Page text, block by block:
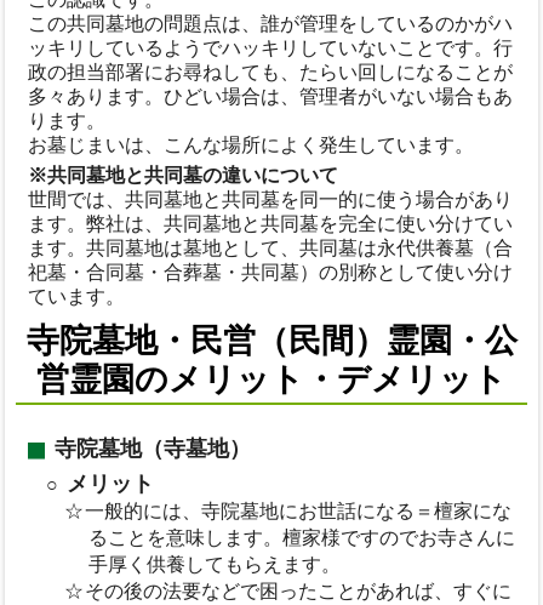
この共同墓地の問題点は、誰が管理をしているのかがハ
ッキリしているようでハッキリしていないことです。行
政の担当部署にお尋ねしても、たらい回しになることが
多々あります。ひどい場合は、管理者がいない場合もあ
ります。
お墓じまいは、こんな場所によく発生しています。
※共同墓地と共同墓の違いについて
世間では、共同墓地と共同墓を同一的に使う場合があり
ます。弊社は、共同墓地と共同墓を完全に使い分けてい
ます。共同墓地は墓地として、共同墓は永代供養墓（合
祀墓・合同墓・合葬墓・共同墓）の別称として使い分け
ています。
寺院墓地・民営（民間）霊園・公
営霊園のメリット・デメリット
寺院墓地（寺墓地）
メリット
一般的には、寺院墓地にお世話になる＝檀家にな
ることを意味します。檀家様ですのでお寺さんに
手厚く供養してもらえます。
その後の法要などで困ったことがあれば、すぐに